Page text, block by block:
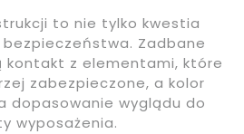
to nie tylko kwestia
Zadbane
kontakt z elementami, które
zabezpieczone, a kolor
dopasowanie wyglądu do
wyposażenia.